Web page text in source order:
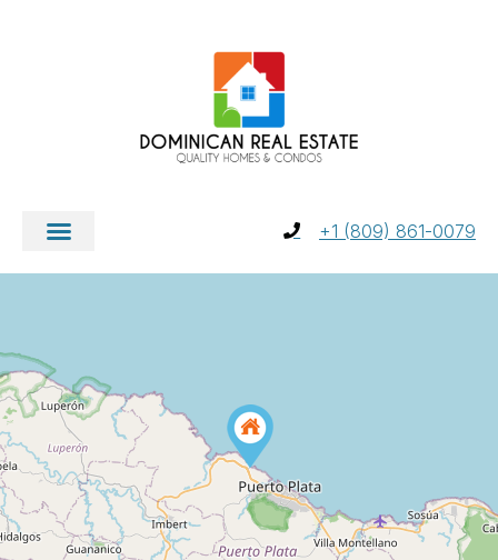
+1 (809) 861-0079